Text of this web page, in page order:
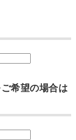
希望の場合は